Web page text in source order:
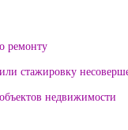
ремонту
стажировку
недвижимости